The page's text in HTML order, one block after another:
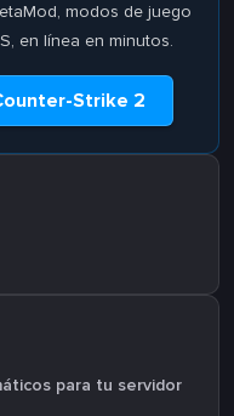
modos de juego
en línea en minutos.
Strike 2
para tu servidor